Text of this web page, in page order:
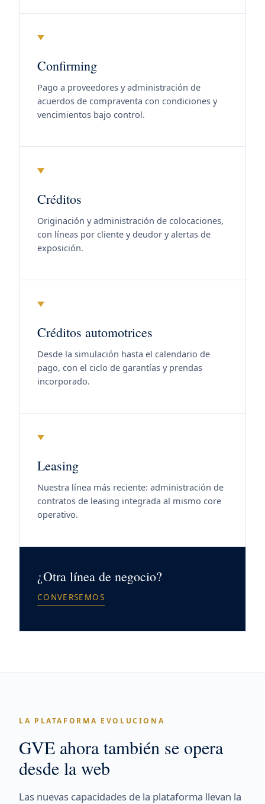
Confirming
Pago a proveedores y administración de
acuerdos de compraventa con condiciones y
vencimientos bajo control.
Créditos
Originación y administración de colocaciones,
con líneas por cliente y deudor y alertas de
exposición.
Créditos automotrices
Desde la simulación hasta el calendario de
pago, con el ciclo de garantías y prendas
incorporado.
Leasing
Nuestra línea más reciente: administración de
contratos de leasing integrada al mismo core
operativo.
¿Otra línea de negocio?
CONVERSEMOS
LA PLATAFORMA EVOLUCIONA
GVE ahora también se opera
desde la web
Las nuevas capacidades de la plataforma llevan la